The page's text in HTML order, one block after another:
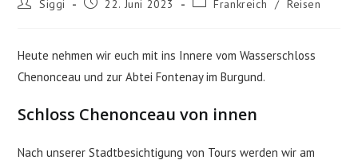
Siggi 22. Juni 2023 Frankreich / Reisen
Heute nehmen wir euch mit ins Innere vom Wasserschloss
Chenonceau und zur Abtei Fontenay im Burgund.
Schloss Chenonceau von innen
Nach unserer Stadtbesichtigung von Tours werden wir am